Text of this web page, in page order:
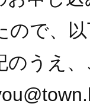
ので、
のうえ